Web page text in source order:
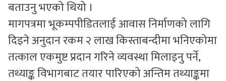
बताउनु भएको थियो ।
मागपत्रमा भूकम्पपीडितलाई आवास निर्माणको लागि
दिइने अनुदान रकम २ लाख किस्ताबन्दीमा भनिएकोमा
तत्काल एकमुष्ट प्रदान गरिने व्यवस्था मिलाइनु पर्ने,
तथ्याङ्क विभागबाट तयार पारिएको अन्तिम तथ्याङ्कमा